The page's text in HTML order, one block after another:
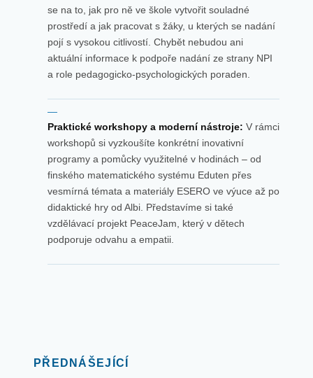
se na to, jak pro ně ve škole vytvořit souladné
prostředí a jak pracovat s žáky, u kterých se nadání
pojí s vysokou citlivostí. Chybět nebudou ani
aktuální informace k podpoře nadání ze strany NPI
a role pedagogicko-psychologických poraden.
Praktické workshopy a moderní nástroje: V rámci
workshopů si vyzkoušíte konkrétní inovativní
programy a pomůcky využitelné v hodinách – od
finského matematického systému Eduten přes
vesmírná témata a materiály ESERO ve výuce až po
didaktické hry od Albi. Představíme si také
vzdělávací projekt PeaceJam, který v dětech
podporuje odvahu a empatii.
PŘEDNÁŠEJÍCÍ